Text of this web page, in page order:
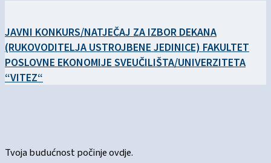
JAVNI KONKURS/NATJEČAJ ZA IZBOR DEKANA
(RUKOVODITELJA USTROJBENE JEDINICE) FAKULTET
POSLOVNE EKONOMIJE SVEUČILIŠTA/UNIVERZITETA
“VITEZ“
Tvoja budućnost počinje ovdje.